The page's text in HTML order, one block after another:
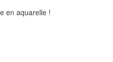
en aquarelle !